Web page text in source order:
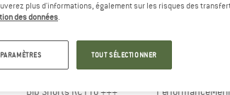
Article
Bib Shorts RC Pro +++
Remise
Jusqu'à -30 %
Article
plus d'informations, également sur les risques des
des données.
PARAMÈTRES TOUT SÉLECTIONNER